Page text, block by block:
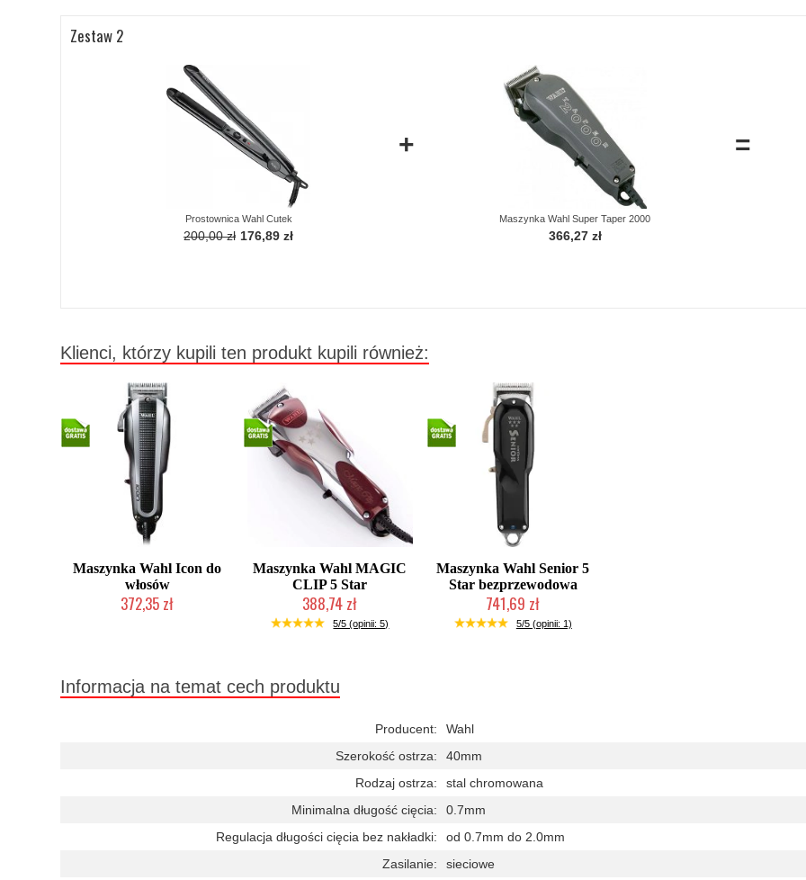
Zestaw 2
+
Prostownica Wahl Cutek
200,00 zł 176,89 zł
=
Maszynka Wahl Super Taper 2000
366,27 zł
Klienci, którzy kupili ten produkt kupili również:
Maszynka Wahl Icon do
włosów
372,35 zł
Maszynka Wahl MAGIC
CLIP 5 Star
388,74 zł
Duża ilość (wysyłka w 24h)
5/5 (opinii: 5)
Maszynka Wahl Senior 5
Star bezprzewodowa
741,69 zł
Mała ilość (wysyłka w 24h)
5/5 (opinii: 1)
Informacja na temat cech produktu
Producent:
Wahl
Szerokość ostrza:
40mm
Rodzaj ostrza:
stal chromowana
Minimalna długość cięcia:
0.7mm
Regulacja długości cięcia bez nakładki:
od 0.7mm do 2.0mm
Zasilanie:
sieciowe